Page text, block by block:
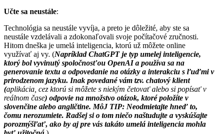
Učte sa neustále:
Technológia sa neustále vyvíja, a preto je dôležité, aby ste sa
neustále vzdelávali a zdokonaľovali svoje počítačové zručnosti.
Hitom dneška je umelá inteligencia, ktorú už môžete online
využívať aj vy. (Napríklad ChatGPT je typ umelej inteligencie,
ktorý bol vyvinutý spoločnosťou OpenAI a používa sa na
generovanie textu a odpovedanie na otázky a interakciu s ľuďmi v
prirodzenom jazyku. Inak povedané vám tzv. chatový klient
(aplikácia, cez ktorú si môžete s niekým četovať alebo si popísať v
reálnom čase) odpovie na množstvo otázok, ktoré položíte v
slovenčine alebo angličtine. MôJ TIP: Neodmietajte hneď to,
čomu nerozumiete. Radšej si o tom niečo naštudujte a vyskúšajte
porozmýšľať, ako by aj pre vás takáto umelá inteligencia mohla